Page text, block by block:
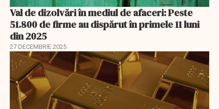
Val de dizolvări în mediul de afaceri: Peste
51.800 de firme au dispărut în primele 11 luni
din 2025
27 DECEMBRIE 2025